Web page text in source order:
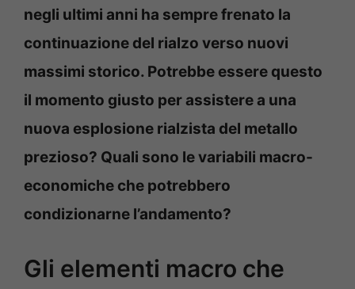
negli ultimi anni ha sempre frenato la
continuazione del rialzo verso nuovi
massimi storico. Potrebbe essere questo
il momento giusto per assistere a una
nuova esplosione rialzista del metallo
prezioso? Quali sono le variabili macro-
economiche che potrebbero
condizionarne l’andamento?
Gli elementi macro che